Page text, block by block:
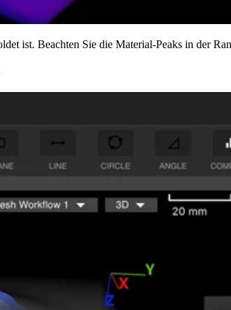
ist. Beachten Sie die Material-Peaks in der